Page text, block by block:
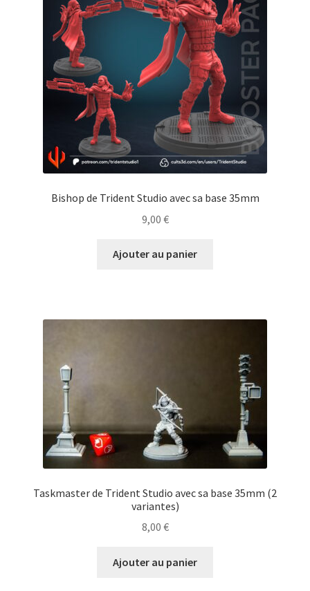
Bishop de Trident Studio avec sa base 35mm
9,00 €
Ajouter au panier
Taskmaster de Trident Studio avec sa base 35mm (2
variantes)
8,00 €
Ajouter au panier